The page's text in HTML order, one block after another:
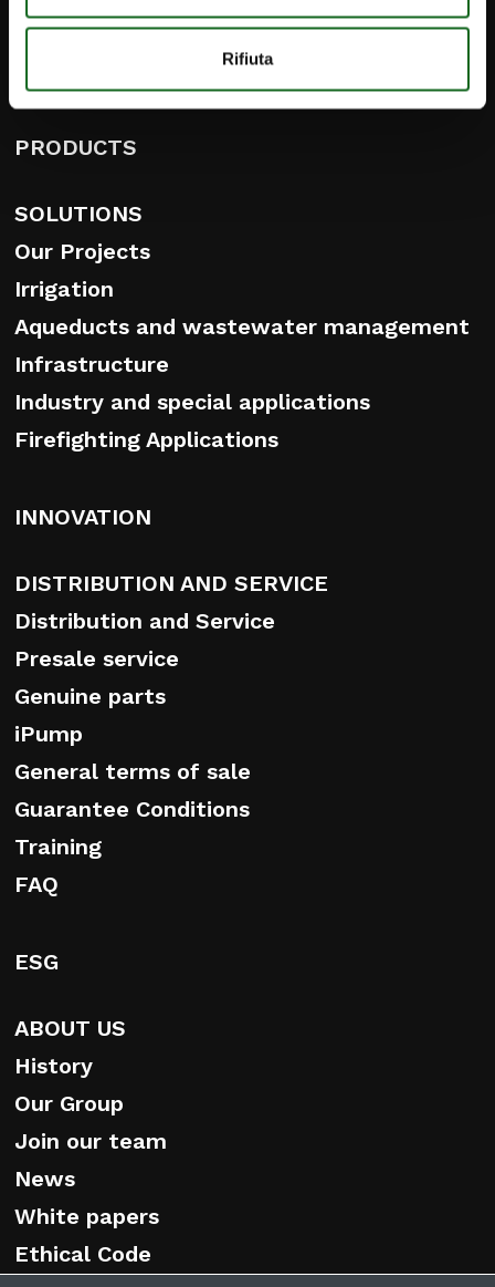
Rifiuta
PRODUCTS
SOLUTIONS
Our Projects
Irrigation
Aqueducts and wastewater management
Infrastructure
Industry and special applications
Firefighting Applications
INNOVATION
DISTRIBUTION AND SERVICE
Distribution and Service
Presale service
Genuine parts
iPump
General terms of sale
Guarantee Conditions
Training
FAQ
ESG
ABOUT US
History
Our Group
Join our team
News
White papers
Ethical Code